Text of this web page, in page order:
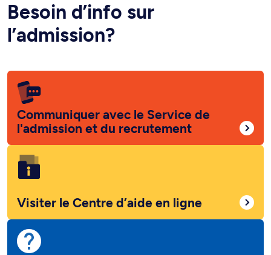
Besoin d’info sur
l’admission?
Communiquer avec le Service de
l'admission et du recrutement
Visiter le Centre d’aide en ligne